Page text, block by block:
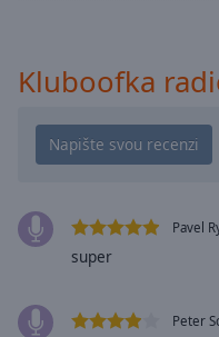
Time-
Chapters
Chapters
Descriptions
Kluboofka
Pavel
super
Peter